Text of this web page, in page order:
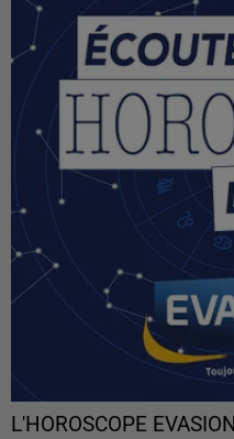
L'HOROSCOPE EVASION